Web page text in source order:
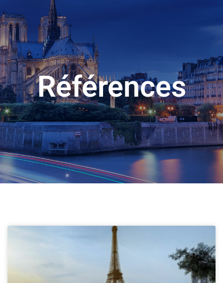
Références